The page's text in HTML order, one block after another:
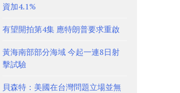
資加4.1%
有望開拍第4集 應特朗普要求重啟
黃海南部部分海域 今起一連8日射
擊試驗
貝森特：美國在台灣問題立場並無